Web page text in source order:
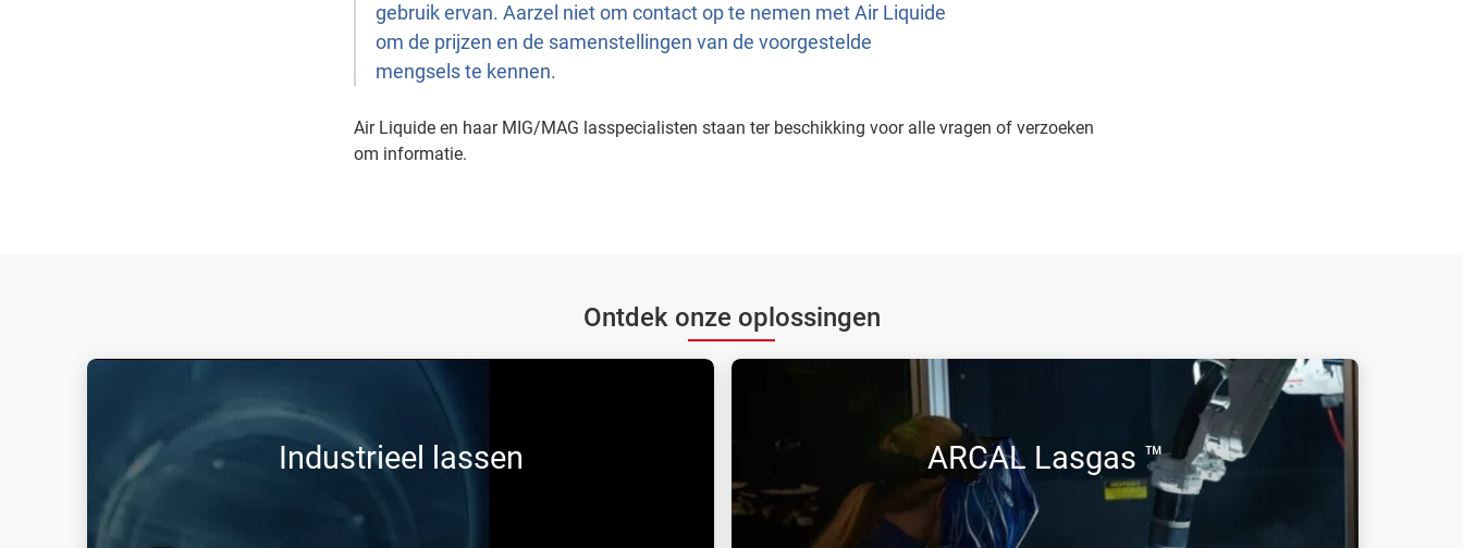
gebruik ervan. Aarzel niet om contact op te nemen met Air Liquide
om de prijzen en de samenstellingen van de voorgestelde
mengsels te kennen.
Air Liquide en haar MIG/MAG lasspecialisten staan ter beschikking voor alle vragen of verzoeken
om informatie.
Ontdek onze oplossingen
Industrieel lassen ARCAL Lasgas ™